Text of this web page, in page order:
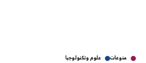
منوعات علوم وتكنولوجيا